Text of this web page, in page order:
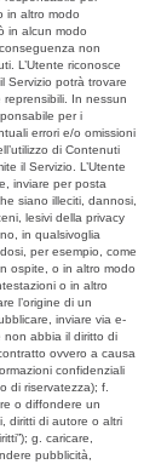
in altro modo
in alcun modo
non
L’Utente riconosce
Servizio potrà trovare
In nessun
per i
errori e/o omissioni
di Contenuti
il Servizio. L’Utente
inviare per posta
siano illeciti, dannosi,
lesivi della privacy
in qualsivoglia
per esempio, come
ospite, o in altro modo
o in altro
l’origine di un
inviare via e-
non abbia il diritto di
ovvero a causa
confidenziali
di riservatezza); f.
o diffondere un
diritti di autore o altri
g. caricare,
pubblicità,